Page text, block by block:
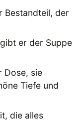
Bestandteil, der
er der Suppe
Dose, sie
Tiefe und
die alles